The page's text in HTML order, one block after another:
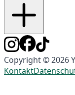
Copyright © 2026
Kontakt